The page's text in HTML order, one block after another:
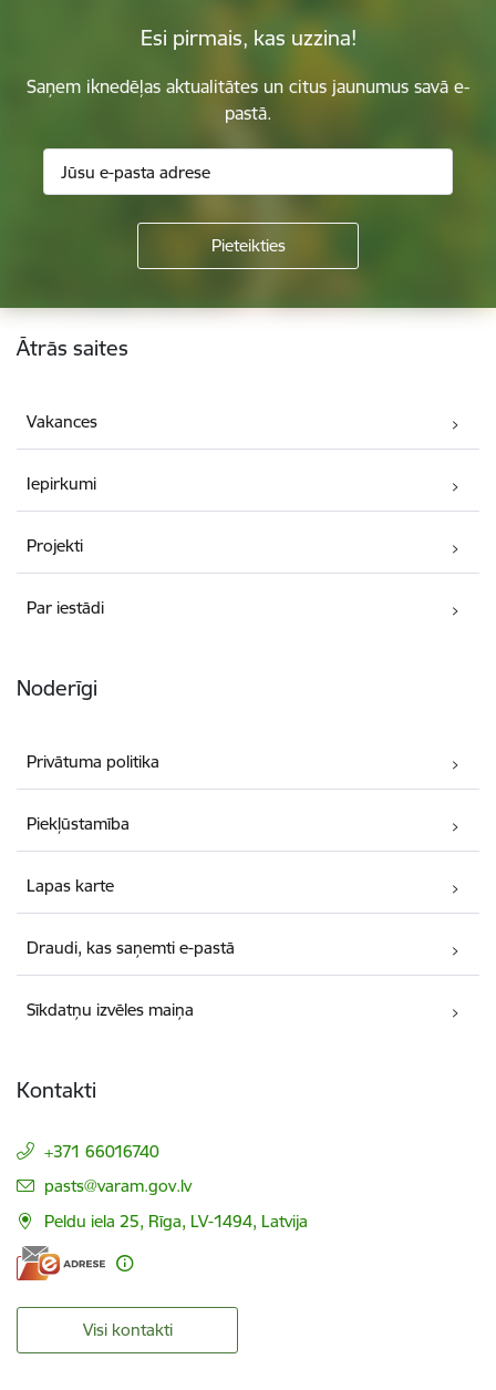
Esi pirmais, kas uzzina!
Saņem iknedēļas aktualitātes un citus jaunumus savā e-
pastā.
Kājene
Ātrās saites
Vakances
Iepirkumi
Projekti
Par iestādi
Noderīgi
Privātuma politika
Piekļūstamība
Lapas karte
Draudi, kas saņemti e-pastā
Sīkdatņu izvēles maiņa
Kontakti
+371 66016740
E-pasts:
pasts@varam.gov.lv
Peldu iela 25, Rīga, LV-1494, Latvija
Visi kontakti